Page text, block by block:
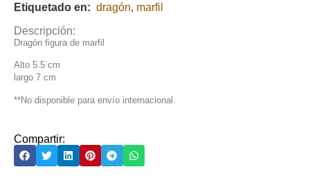
Etiquetado en: dragón, marfil
Descripción:
Dragón figura de marfil
Alto 5.5 cm
largo 7 cm
**No disponible para envío internacional.
Compartir: